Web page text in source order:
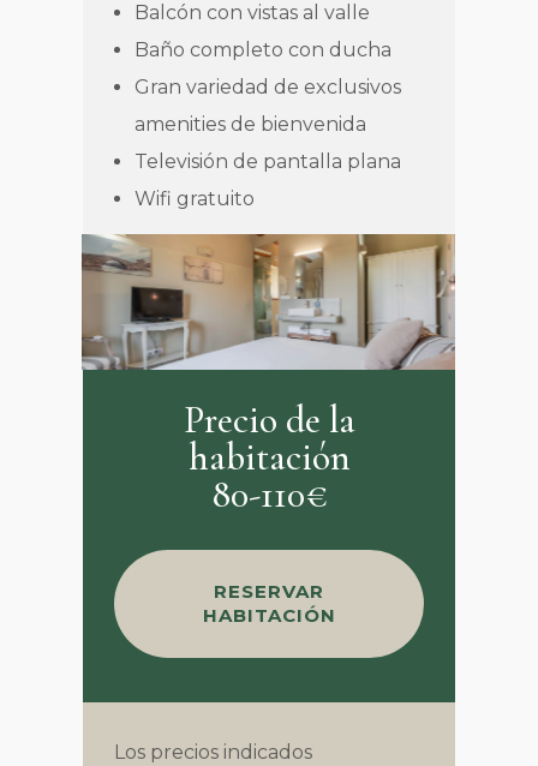
Balcón con vistas al valle
Baño completo con ducha
Gran variedad de exclusivos
amenities de bienvenida
Televisión de pantalla plana
Wifi gratuito
Precio de la
habitación
80-110€
RESERVAR
HABITACIÓN
Los precios indicados